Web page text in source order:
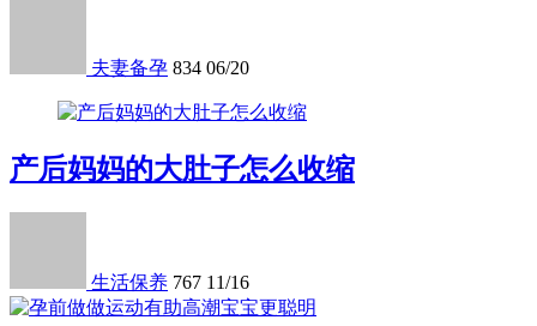
夫妻备孕 834 06/20
产后妈妈的大肚子怎么收缩
生活保养 767 11/16